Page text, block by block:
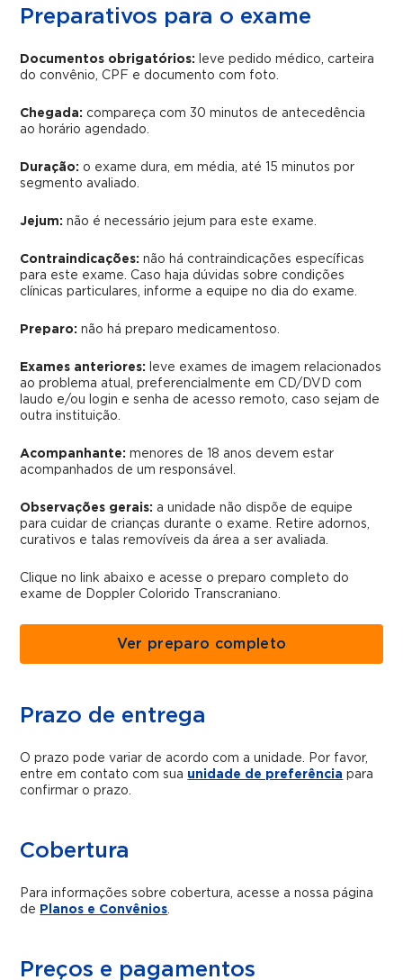
Preparativos para o exame
Documentos obrigatórios:
leve pedido médico, carteira
do convênio, CPF e documento com foto.
Chegada: compareça com 30 minutos de antecedência
ao horário agendado.
Duração: o exame dura, em média, até 15 minutos por
segmento avaliado.
Jejum: não é necessário jejum para este exame.
Contraindicações: não há contraindicações específicas
para este exame. Caso haja dúvidas sobre condições
clínicas particulares, informe a equipe no dia do exame.
Preparo:não há preparo medicamentoso.
Exames anteriores:
leve exames de imagem relacionados
ao problema atual, preferencialmente em CD/DVD com
laudo e/ou login e senha de acesso remoto, caso sejam de
outra instituição.
Acompanhante: menores de 18 anos devem estar
acompanhados de um responsável.
Observações gerais: a unidade não dispõe de equipe
para cuidar de crianças durante o exame. Retire adornos,
curativos e talas removíveis da área a ser avaliada.
Clique no link abaixo e acesse o preparo completo do
exame de Doppler Colorido Transcraniano.
Ver preparo completo
Prazo de entrega
O prazo pode variar de acordo com a unidade. Por favor,
entre em contato com sua unidade de preferência para
confirmar o prazo.
Cobertura
Para informações sobre cobertura, acesse a nossa página
de Planos e Convênios.
Preços e pagamentos